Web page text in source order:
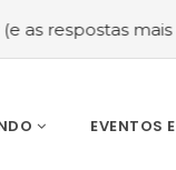
mais sinceras!)
EVENTOS